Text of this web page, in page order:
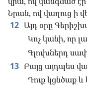
Նրան, ով վաղուց ի
12 Այդ օրը
Կոչ կանի, որ
Գլուխներդ
13 Բայց այդպես
Դուք կցնծաք